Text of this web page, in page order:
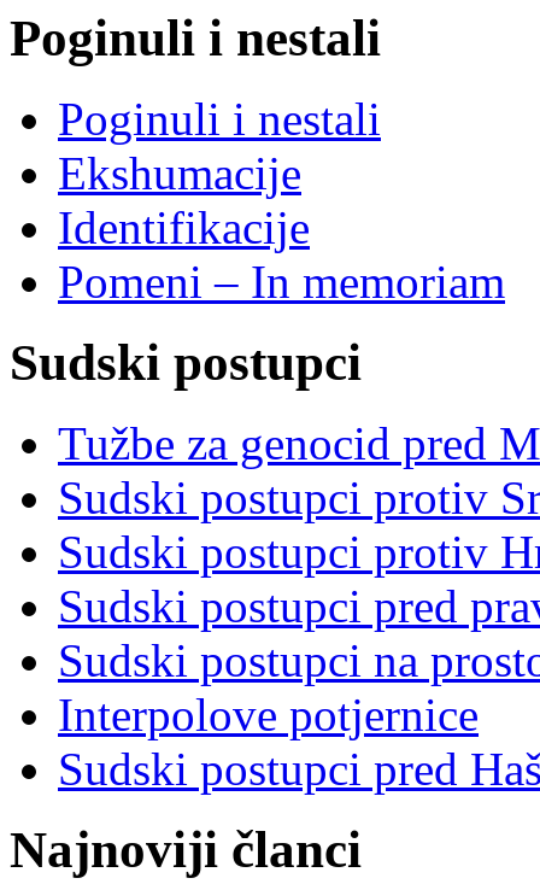
Poginuli i nestali
Poginuli i nestali
Ekshumacije
Identifikacije
Pomeni – In memoriam
Sudski postupci
Tužbe za genocid pred
Sudski postupci protiv
Sudski postupci protiv
Sudski postupci pred
Sudski postupci na
Interpolove potjernice
Sudski postupci pred
Najnoviji članci